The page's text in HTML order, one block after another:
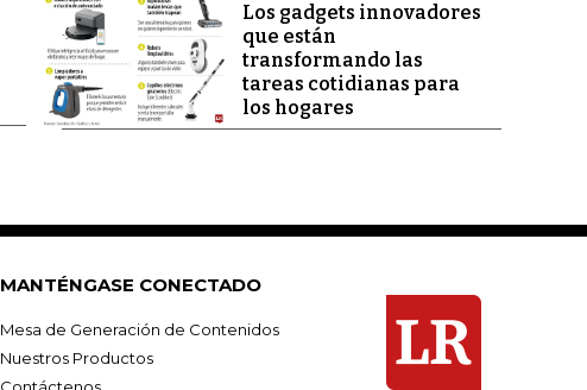
Los gadgets innovadores
que están
transformando las
tareas cotidianas para
los hogares
MANTÉNGASE CONECTADO
Mesa de Generación de Contenidos
Nuestros Productos